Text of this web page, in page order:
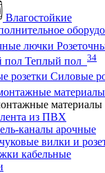
Влагостойкие
Теплый пол 34
Силовые
материалы
материалы
из ПВХ
каналы арочные
вилки и
кабельные